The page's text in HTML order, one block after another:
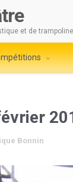
et de trampoline
Bonnin